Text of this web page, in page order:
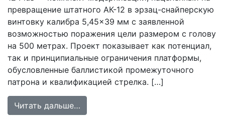
превращение штатного АК-12 в эрзац-снайперскую
винтовку калибра 5,45×39 мм с заявленной
возможностью поражения цели размером с голову
на 500 метрах. Проект показывает как потенциал,
так и принципиальные ограничения платформы,
обусловленные баллистикой промежуточного
патрона и квалификацией стрелка. […]
Читать дальше…